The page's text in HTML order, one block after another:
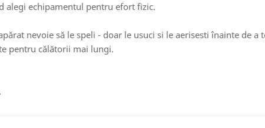
alegi echipamentul pentru efort fizic.
nevoie să le speli - doar le usuci si le aerisesti înainte de a
pentru călătorii mai lungi.